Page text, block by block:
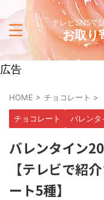
テレビSNSで
お取り
広告
HOME > チョコレート >
チョコレート バレンタ
バレンタイン
【テレビで紹
ート5種】